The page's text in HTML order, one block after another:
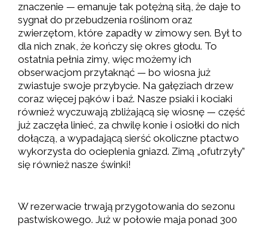
znaczenie — emanuje tak potężną siłą, że daje to
sygnał do przebudzenia roślinom oraz
zwierzętom, które zapadły w zimowy sen. Był to
dla nich znak, że kończy się okres głodu. To
ostatnia pełnia zimy, więc możemy ich
obserwacjom przytaknąć — bo wiosna już
zwiastuje swoje przybycie. Na gałęziach drzew
coraz więcej pąków i baź. Nasze psiaki i kociaki
również wyczuwają zbliżającą się wiosnę — część
już zaczęła linieć, za chwilę konie i osiołki do nich
dołączą, a wypadającą sierść okoliczne ptactwo
wykorzysta do ocieplenia gniazd. Zimą „ofutrzyły”
się również nasze świnki!
W rezerwacie trwają przygotowania do sezonu
pastwiskowego. Już w połowie maja ponad 300